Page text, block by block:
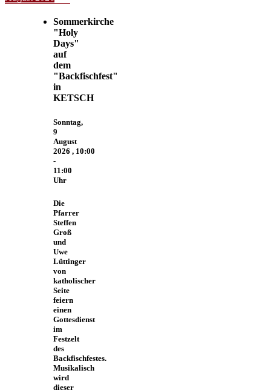
Sommerkirche
"Holy
Days"
auf
dem
"Backfischfest"
in
KETSCH
Sonntag,
9
August
2026 , 10:00
-
11:00
Uhr
Die
Pfarrer
Steffen
Groß
und
Uwe
Lüttinger
von
katholischer
Seite
feiern
einen
Gottesdienst
im
Festzelt
des
Backfischfestes.
Musikalisch
wird
dieser